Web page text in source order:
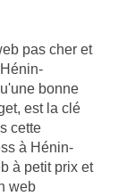
pas cher et
bonne
est la clé
cette
à Hénin-
à petit prix et
web